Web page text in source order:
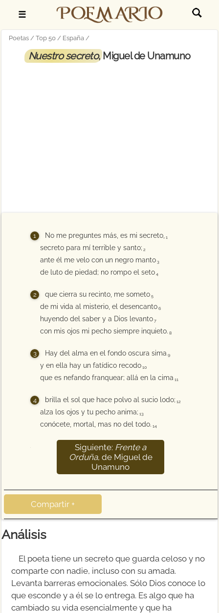
☰
Poetas Top 50 España
Nuestro secreto, Miguel de Unamuno
No me preguntes más, es mi secreto, 1
secreto para mí terrible y santo; 2
ante él me velo con un negro manto 3
de luto de piedad; no rompo el seto 4
que cierra su recinto, me someto 5
de mi vida al misterio, el desencanto 6
huyendo del saber y a Dios levanto 7
con mis ojos mi pecho siempre inquieto. 8
Hay del alma en el fondo oscura sima 9
y en ella hay un fatídico recodo 10
que es nefando franquear; allá en la cima 11
brilla el sol que hace polvo al sucio lodo; 12
alza los ojos y tu pecho anima; 13
conócete, mortal, mas no del todo. 14
Siguiente: Frente a
Orduña, de Miguel de
Unamuno
Compartir +
Análisis
El poeta tiene un secreto que guarda celoso y no
comparte con nadie, incluso con su amada.
Levanta barreras emocionales. Sólo Dios conoce lo
que esconde y a él se lo entrega. Es algo que ha
cambiado su vida esencialmente y que ha